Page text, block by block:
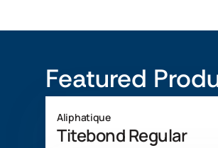
Featured
Aliphatique
Titebond Regular